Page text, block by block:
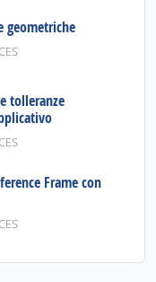
geometriche
tolleranze
Frame con